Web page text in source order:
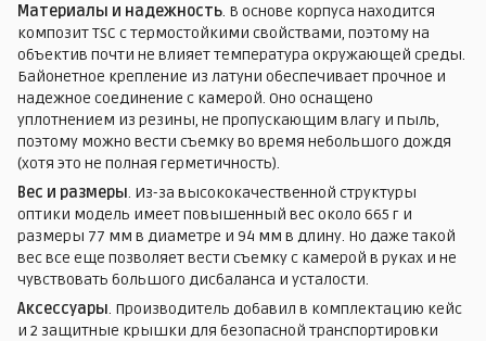
Материалы и надежность. В основе корпуса находится
композит TSC с термостойкими свойствами, поэтому на
объектив почти не влияет температура окружающей среды.
Байонетное крепление из латуни обеспечивает прочное и
надежное соединение с камерой. Оно оснащено
уплотнением из резины, не пропускающим влагу и пыль,
поэтому можно вести съемку во время небольшого дождя
(хотя это не полная герметичность).
Вес и размеры. Из-за высококачественной структуры
оптики модель имеет повышенный вес около 665 г и
размеры 77 мм в диаметре и 94 мм в длину. Но даже такой
вес все еще позволяет вести съемку с камерой в руках и не
чувствовать большого дисбаланса и усталости.
Аксессуары. Производитель добавил в комплектацию кейс
и 2 защитные крышки для безопасной транспортировки